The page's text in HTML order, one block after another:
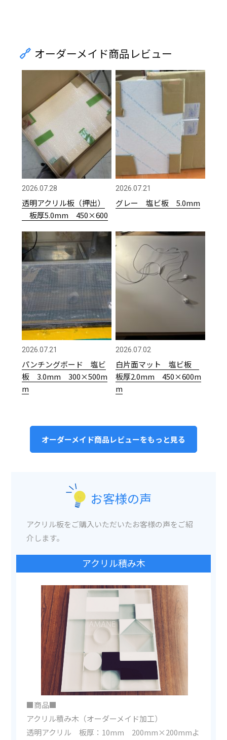
オーダーメイド商品レビュー
2026.07.28
透明アクリル板（押出）
板厚5.0mm 450×600
2026.07.21
グレー 塩ビ板 5.0mm
2026.07.21
パンチングボード 塩ビ
板 3.0mm 300×500m
m
2026.07.02
白片面マット 塩ビ板
板厚2.0mm 450×600m
m
オーダーメイド商品レビューをもっと見る
お客様の声
アクリル板をご購入いただいたお客様の声をご紹
介します。
アクリル積み木
■商品■
アクリル積み木（オーダーメイド加工）
透明アクリル 板厚：10mm 200mm×200mmよ